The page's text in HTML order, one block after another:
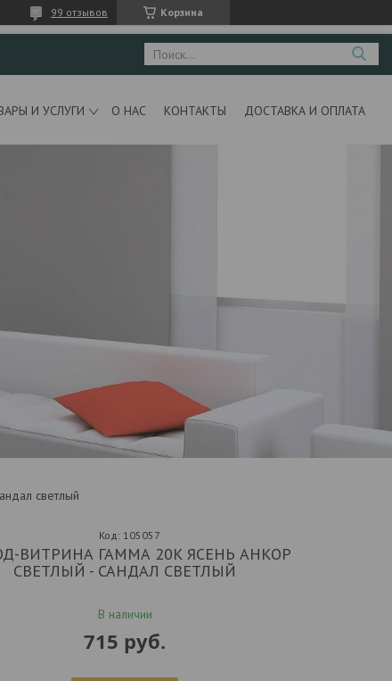
Корзина
99 отзывов
И УСЛУГИ О НАС КОНТАКТЫ ДОСТАВКА И ОПЛАТА
светлый
ВИТРИНА ГАММА 20К ЯСЕНЬ АНКОР
СВЕТЛЫЙ - САНДАЛ СВЕТЛЫЙ
В наличии
Код: 105057
715 руб.